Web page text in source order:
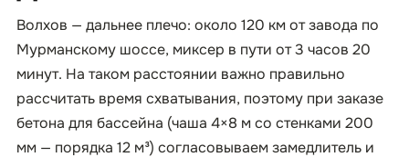
Волхов — дальнее плечо: около 120 км от завода по
Мурманскому шоссе, миксер в пути от 3 часов 20
минут. На таком расстоянии важно правильно
рассчитать время схватывания, поэтому при заказе
бетона для бассейна (чаша 4×8 м со стенками 200
мм — порядка 12 м³) согласовываем замедлитель и